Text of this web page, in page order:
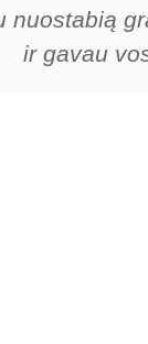
nuostabią
ir gavau